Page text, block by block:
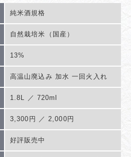
純米酒規格
自然栽培米（国産）
13%
高温山廃込み 加水 一回火入れ
1.8L ／ 720ml
3,300円 ／ 2,000円
好評販売中